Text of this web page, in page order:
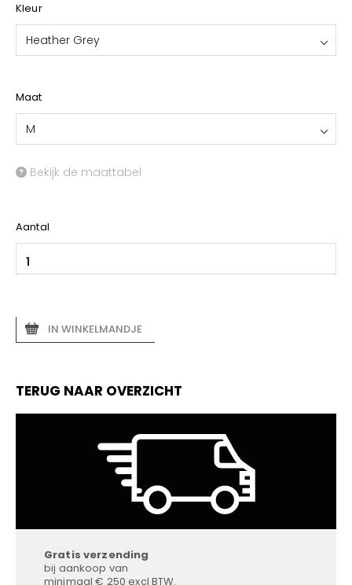
Kleur
Heather Grey
Maat
M
Bekijk de maattabel
Aantal
IN WINKELMANDJE
TERUG NAAR OVERZICHT
Gratis verzending
bij aankoop van
minimaal € 250 excl BTW.